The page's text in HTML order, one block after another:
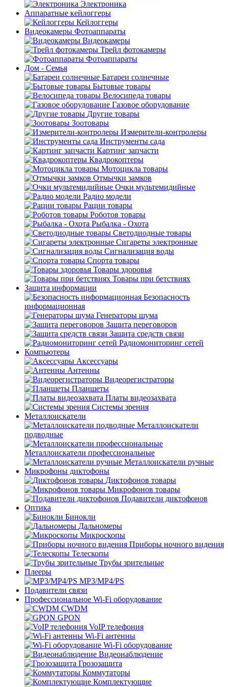
Электроника
Аппаратные кейлоггеры
Кейлоггеры
Видеокамеры Фотоаппараты
Видеокамеры
Трейл фотокамеры
Фотоаппараты
Дом - Семья
Батареи солнечные
Бытовые товары
Велосипеда товары
Газовое оборудование
Другие товары
Зоотовары
Измерители-контролеры
Инструменты сада
Картинг запчасти
Квадрокоптеры
Мотоцикла товары
Отмычки замков
Очки мультемидийные
Радио модели
Рации товары
Роботов товары
Рыбалка - Охота
Светодиодные товары
Сигареты электронные
Сигнализация воды
Спорта товары
Товары здоровья
Товары при бетствиях
Защита информации
Безопасность
информационная
Генераторы шума
Защита переговоров
Защита средств связи
Радиомониторинг сетей
Компьютеры
Аксессуары
Антенны
Видеорегистраторы
Планшеты
Платы видеозахвата
Системы зрения
Металлоискатели
Металлоискатели
подводные
Металлоискатели профессиональные
Металлоискатели ручные
Микрофоны диктофоны
Диктофонов товары
Микрофонов товары
Подавители диктофонов
Оптика
Бинокли
Дальномеры
Микроскопы
Приборы ночного видения
Телескопы
Трубы зрительные
Плееры
MP3/MP4/PS
Подавители связи
Профессиональное Wi-Fi оборудование
CWDM
GPON
VoIP телефония
Wi-Fi антенны
Wi-Fi оборудование
Видеонаблюдение
Грозозащита
Коммутаторы
Комплектующие